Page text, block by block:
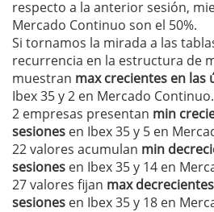
respecto a la anterior sesión,
Mercado Continuo son el 50%.
Si tornamos la mirada a las
recurrencia en la estructura de
muestran max crecientes en las
Ibex 35 y 2 en Mercado Continuo.
2 empresas presentan min
sesiones en Ibex 35 y 5 en
22 valores acumulan min
sesiones en Ibex 35 y 14 en
27 valores fijan max
sesiones en Ibex 35 y 18 en